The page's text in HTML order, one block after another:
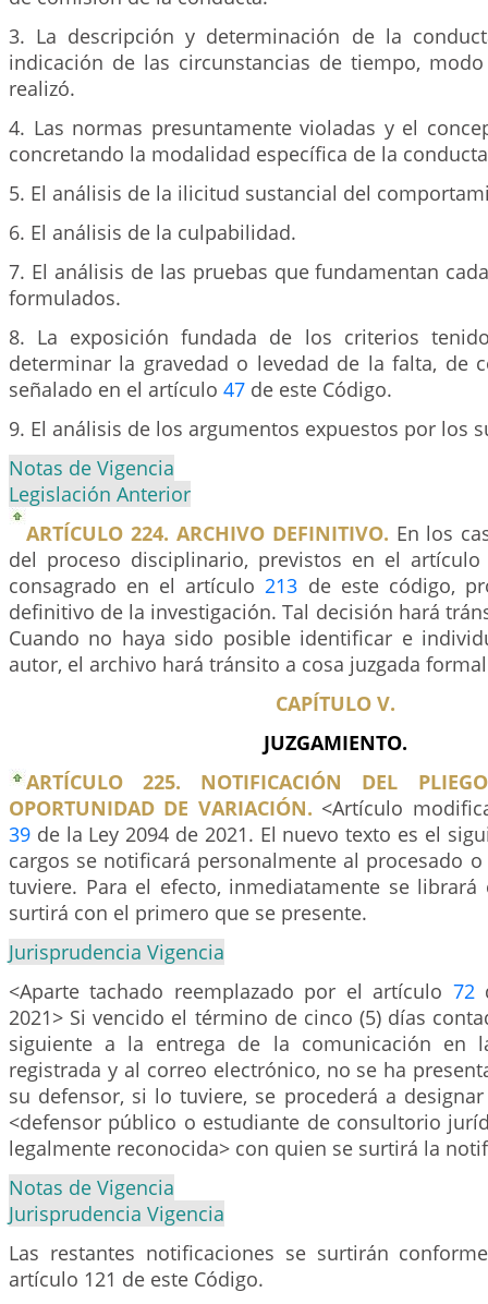
3. La descripción y determinación de la
indicación de las circunstancias de tiempo,
realizó.
4. Las normas presuntamente violadas y el
concretando la modalidad específica de la
5. El análisis de la ilicitud sustancial del
6. El análisis de la culpabilidad.
7. El análisis de las pruebas que fundamentan
formulados.
8. La exposición fundada de los criterios
determinar la gravedad o levedad de la falta, de
señalado en el artículo 47 de este Código.
9. El análisis de los argumentos expuestos por los
Notas de Vigencia
Legislación Anterior
ARTÍCULO 224. ARCHIVO DEFINITIVO. En los
del proceso disciplinario, previstos en el
consagrado en el artículo213 de este código,
definitivo de la investigación. Tal decisión hará
Cuando no haya sido posible identificar e
autor, el archivo hará tránsito a cosa juzgada
CAPÍTULO V.
JUZGAMIENTO.
ARTÍCULO 225. NOTIFICACIÓN DEL
OPORTUNIDAD DE VARIACIÓN. <Artículo
39 de la Ley 2094 de 2021. El nuevo texto es el
cargos se notificará personalmente al procesado
tuviere. Para el efecto, inmediatamente se librará
surtirá con el primero que se presente.
Jurisprudencia Vigencia
<Aparte tachado reemplazado por el artículo 72
2021> Si vencido el término de cinco (5) días
siguiente a la entrega de la comunicación en
registrada y al correo electrónico, no se ha
su defensor, si lo tuviere, se procederá a
<defensor público o estudiante de consultorio
legalmente reconocida> con quien se surtirá la
Notas de Vigencia
Jurisprudencia Vigencia
Las restantes notificaciones se surtirán
artículo 121 de este Código.